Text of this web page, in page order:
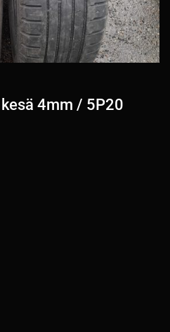
4mm / 5P20